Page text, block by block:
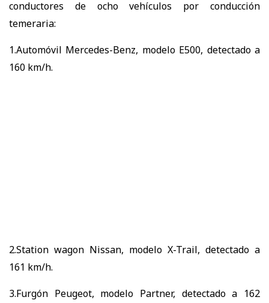
conductores de ocho vehículos por conducción
temeraria:
1.Automóvil Mercedes-Benz, modelo E500, detectado a
160 km/h.
2.Station wagon Nissan, modelo X-Trail, detectado a
161 km/h.
3.Furgón Peugeot, modelo Partner, detectado a 162